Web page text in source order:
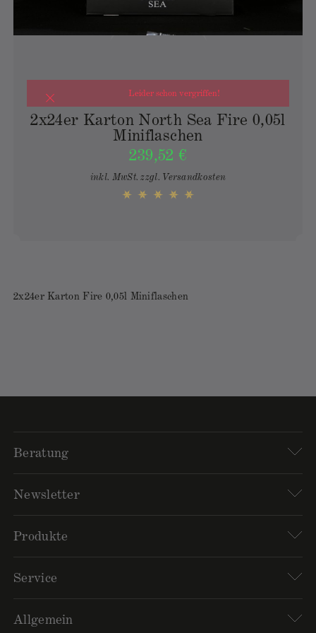
Leider schon vergriffen!
2x24er Karton North Sea Fire 0,05l
Miniflaschen
239,52 €
inkl. MwSt.zzgl. Versandkosten
2x24er Karton Fire 0,05l Miniflaschen
Beratung
Newsletter
Produkte
Service
Allgemein